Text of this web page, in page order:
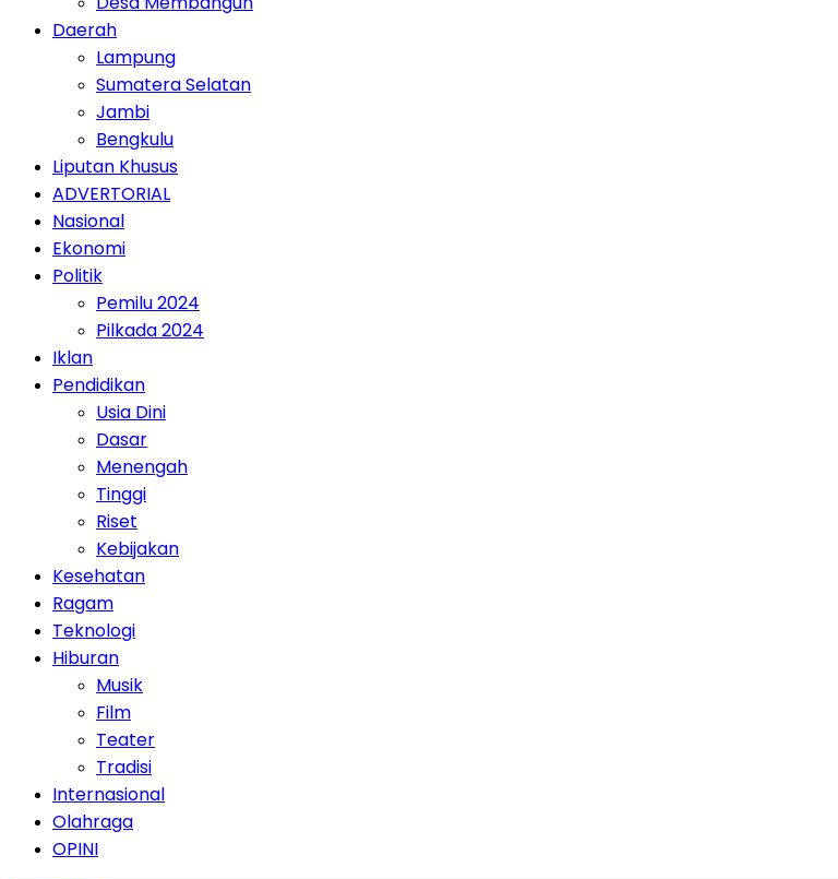
Daerah
Lampung
Sumatera Selatan
Jambi
Bengkulu
Liputan Khusus
ADVERTORIAL
Nasional
Ekonomi
Politik
Pemilu 2024
Pilkada 2024
Iklan
Pendidikan
Usia Dini
Dasar
Menengah
Tinggi
Riset
Kebijakan
Kesehatan
Ragam
Teknologi
Hiburan
Musik
Film
Teater
Tradisi
Internasional
Olahraga
OPINI